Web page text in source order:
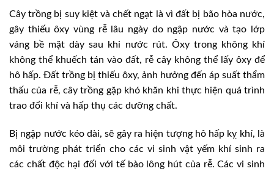
Cây trồng bị suy kiệt và chết ngạt là vì đất bị bão hòa nước,
gây thiếu ôxy vùng rễ lâu ngày do ngập nước và tạo lớp
váng bề mặt dày sau khi nước rút. Ôxy trong không khí
không thể khuếch tán vào đất, rễ cây không thể lấy ôxy để
hô hấp. Đất trồng bị thiếu ôxy, ảnh hưởng đến áp suất thẩm
thấu của rễ, cây trồng gặp khó khăn khi thực hiện quá trình
trao đổi khí và hấp thụ các dưỡng chất.
Bị ngập nước kéo dài, sẽ gây ra hiện tượng hô hấp kỵ khí, là
môi trường phát triển cho các vi sinh vật yếm khí sinh ra
các chất độc hại đối với tế bào lông hút của rễ. Các vi sinh